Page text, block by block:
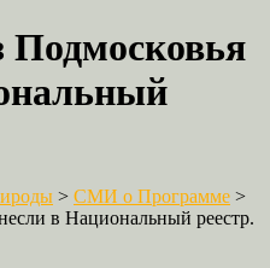
Подмосковья
> СМИ о Программе >
в Национальный реестр.